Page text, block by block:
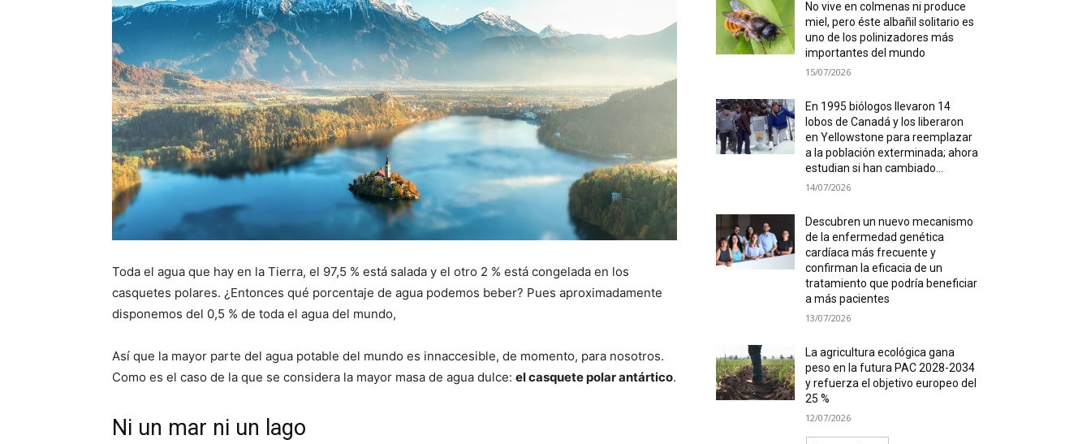
Toda el agua que hay en la Tierra, el 97,5 % está salada y el otro 2 % está congelada en los
casquetes polares. ¿Entonces qué porcentaje de agua podemos beber? Pues aproximadamente
disponemos del 0,5 % de toda el agua del mundo,
Así que la mayor parte del agua potable del mundo es innaccesible, de momento, para nosotros.
Como es el caso de la que se considera la mayor masa de agua dulce: el casquete polar antártico.
Ni un mar ni un lago
No vive en colmenas ni produce
miel, pero éste albañil solitario es
uno de los polinizadores más
importantes del mundo
15/07/2026
En 1995 biólogos llevaron 14
lobos de Canadá y los liberaron
en Yellowstone para reemplazar
a la población exterminada; ahora
estudian si han cambiado...
14/07/2026
Descubren un nuevo mecanismo
de la enfermedad genética
cardíaca más frecuente y
confirman la eficacia de un
tratamiento que podría beneficiar
a más pacientes
13/07/2026
La agricultura ecológica gana
peso en la futura PAC 2028-2034
y refuerza el objetivo europeo del
25 %
12/07/2026